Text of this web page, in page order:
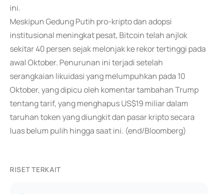
ini.
Meskipun Gedung Putih pro-kripto dan adopsi
institusional meningkat pesat, Bitcoin telah anjlok
sekitar 40 persen sejak melonjak ke rekor tertinggi pada
awal Oktober. Penurunan ini terjadi setelah
serangkaian likuidasi yang melumpuhkan pada 10
Oktober, yang dipicu oleh komentar tambahan Trump
tentang tarif, yang menghapus US$19 miliar dalam
taruhan token yang diungkit dan pasar kripto secara
luas belum pulih hingga saat ini. (end/Bloomberg)
RISET TERKAIT